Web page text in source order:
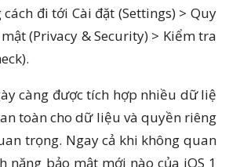
đi tới Cài đặt (Settings) > Quy
(Privacy & Security) > Kiểm tra
càng được tích hợp nhiều dữ liệ
toàn cho dữ liệu và quyền riêng
trọng. Ngay cả khi không quan
năng bảo mật mới nào của iOS 1